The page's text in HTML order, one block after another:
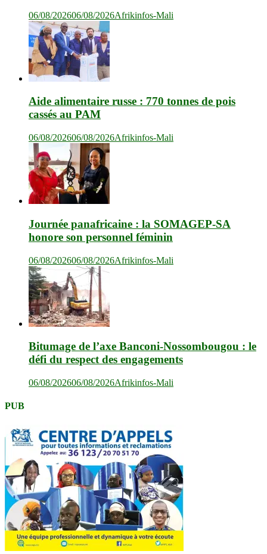
06/08/202606/08/2026Afrikinfos-Mali
Aide alimentaire russe : 770 tonnes de pois
cassés au PAM
06/08/202606/08/2026Afrikinfos-Mali
Journée panafricaine : la SOMAGEP-SA
honore son personnel féminin
06/08/202606/08/2026Afrikinfos-Mali
Bitumage de l’axe Banconi-Nossombougou : le
défi du respect des engagements
06/08/202606/08/2026Afrikinfos-Mali
PUB